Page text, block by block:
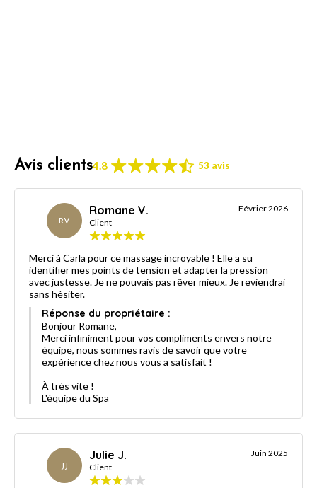
Avis clients4.8 53 avis
RV
Romane V.
Client
Février 2026
Merci à Carla pour ce massage incroyable ! Elle a su
identifier mes points de tension et adapter la pression
avec justesse. Je ne pouvais pas rêver mieux. Je reviendrai
sans hésiter.
Réponse du propriétaire :
Bonjour Romane,
Merci infiniment pour vos compliments envers notre
équipe, nous sommes ravis de savoir que votre
expérience chez nous vous a satisfait !
À très vite !
L'équipe du Spa
Julie J.
Client
Juin 2025